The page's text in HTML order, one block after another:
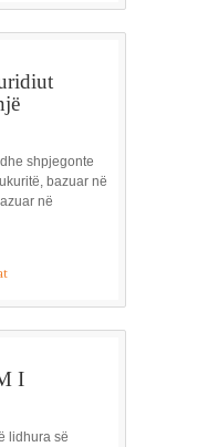
shpjegonte
bazuar në
në
I
lidhura së